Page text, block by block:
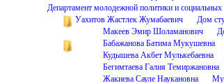
Департамент молодежной политики и социальных
Уахитов Жастлек Жумабаевич
Дом
Макеев Эмир Шоламанович
Бабажанова Батима Мукушевна
Кудышева Акбет Мулькебаевна
Бегимтаева Галия Темиржановна
Жакиева Сауле Наукановна